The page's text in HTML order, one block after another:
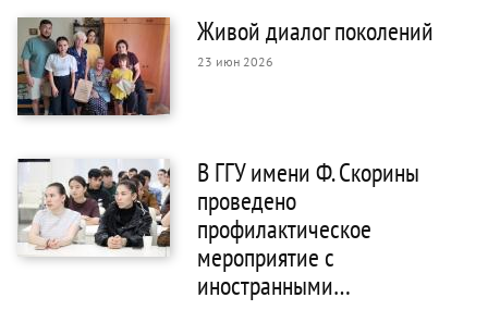
Живой диалог поколений
23 июн 2026
В ГГУ имени Ф. Скорины
проведено
профилактическое
мероприятие с
иностранными…